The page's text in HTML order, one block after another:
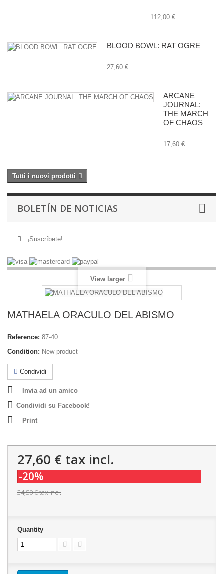
112,00 €
BLOOD BOWL: RAT OGRE
27,60 €
ARCANE
JOURNAL:
THE MARCH
OF CHAOS
17,60 €
Tutti i nuovi prodotti
BOLETÍN DE NOTICIAS
¡Suscríbete!
View larger
MATHAELA ORACULO DEL ABISMO
Reference: 87-40.
Condition: New product
Condividi
Invia ad un amico
Condividi su Facebook!
Print
27,60 € tax incl.
-20%
34,50 €tax incl.
Quantity